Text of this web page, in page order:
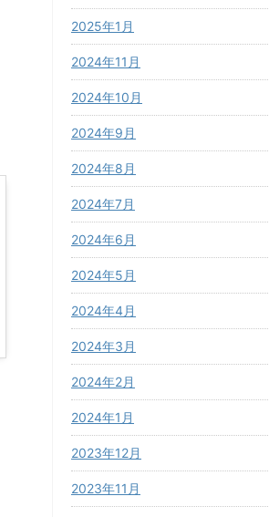
2025年1月
2024年11月
2024年10月
2024年9月
2024年8月
2024年7月
2024年6月
2024年5月
2024年4月
2024年3月
2024年2月
2024年1月
2023年12月
2023年11月